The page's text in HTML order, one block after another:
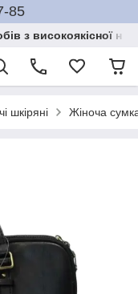
85
з високоякісної
шкіряні Жіноча